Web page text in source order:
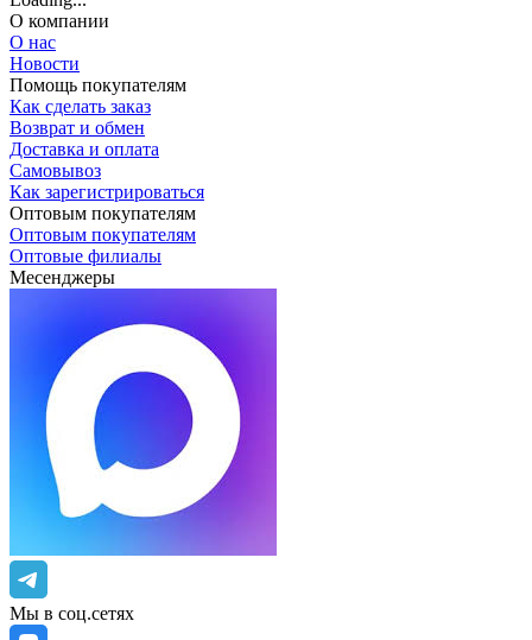
О компании
О нас
Новости
Помощь покупателям
Как сделать заказ
Возврат и обмен
Доставка и оплата
Самовывоз
Как зарегистрироваться
Оптовым покупателям
Оптовым покупателям
Оптовые филиалы
Месенджеры
Мы в соц.сетях